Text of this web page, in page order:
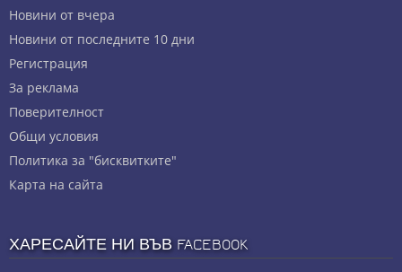
Новини от вчера
Новини от последните 10 дни
Регистрация
За реклама
Πoвepитeлнocт
Общи условия
Политика за "бисквитките"
Карта на сайта
ХАРЕСАЙТЕ НИ ВЪВ FACEBOOK